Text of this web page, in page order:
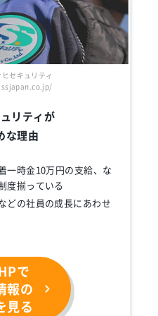
セキュリティ
リティが
な理由
一時金10万円の支給、な
度揃っている
どの社員の成長にあわせ
で
報の
見る